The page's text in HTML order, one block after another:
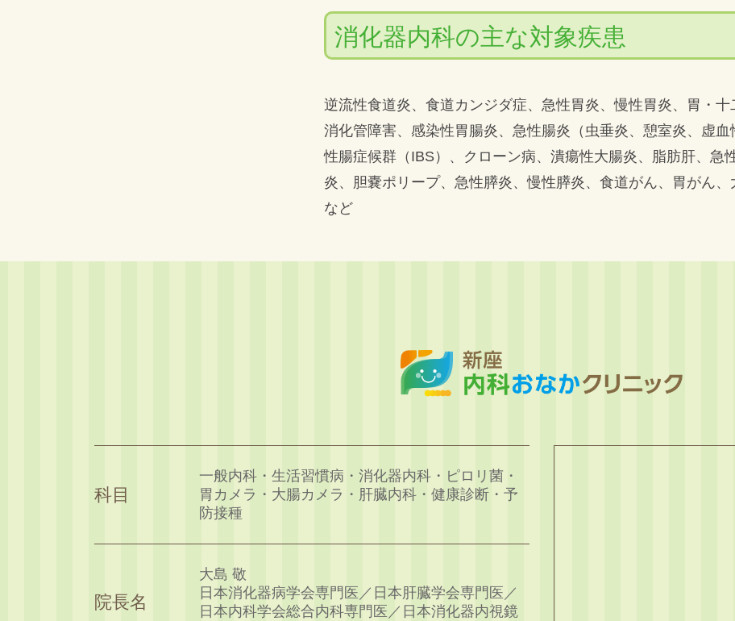
消化器内科の主な対象疾患
逆流性食道炎、食道カンジダ症、急性胃炎、慢性胃炎、胃・
消化管障害、感染性胃腸炎、急性腸炎（虫垂炎、憩室炎、虚
性腸症候群（IBS）、クローン病、潰瘍性大腸炎、脂肪肝、急
炎、胆嚢ポリープ、急性膵炎、慢性膵炎、食道がん、胃がん
など
科目
一般内科・生活習慣病・消化器内科・ピロリ菌・
胃カメラ・大腸カメラ・肝臓内科・健康診断・予
防接種
院長名
大島 敬
日本消化器病学会専門医／日本肝臓学会専門医／
日本内科学会総合内科専門医／日本消化器内視鏡